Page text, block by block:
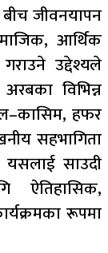
बीच जीवनयापन
आर्थिक
उद्देश्यले
विभिन्न
हफर
सहभागिता
यसलाई साउदी
ऐतिहासिक,
रूपमा